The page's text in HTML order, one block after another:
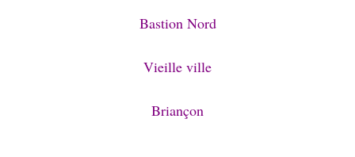
Bastion Nord
Vieille ville
Briançon